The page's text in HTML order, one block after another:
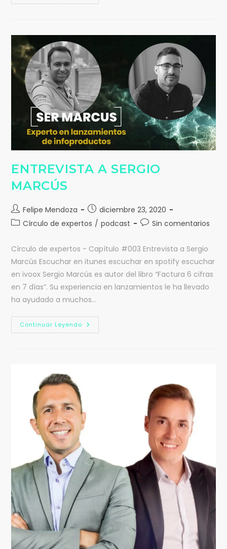
ENTREVISTA A SERGIO
MARCÚS
Felipe Mendoza
diciembre 23, 2020
Círculo de expertos / podcast Sin comentarios
Círculo de expertos - Capítulo #003 Entrevista a Sergio
Marcús Escuchar en itunes escuchar en spotify escuchar
en ivoox Sergio Marcús es autor del libro “Factura 6 cifras
en 7 días”. Su experiencia en lanzamientos le ha llevado
ha ayudado a muchos…
Continuar Leyendo